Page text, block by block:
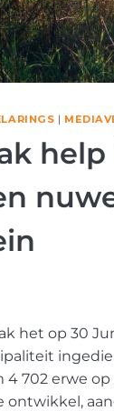
|
het op 30
702 erwe
ontwikkel,